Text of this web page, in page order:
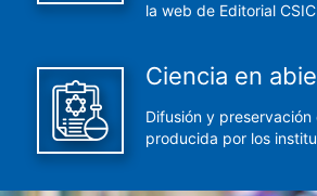
la web de Editorial CSIC
Ciencia en
Difusión y preservación
producida por los